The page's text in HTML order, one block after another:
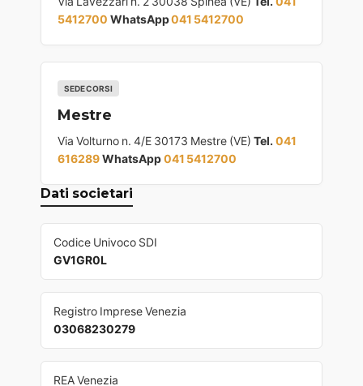
5412700 WhatsApp041 5412700
SEDE CORSI
Mestre
Via Volturno n. 4/E 30173 Mestre (VE) Tel. 041
616289WhatsApp041 5412700
Dati societari
Codice Univoco SDI
GV1GR0L
Registro Imprese Venezia
03068230279
REA Venezia